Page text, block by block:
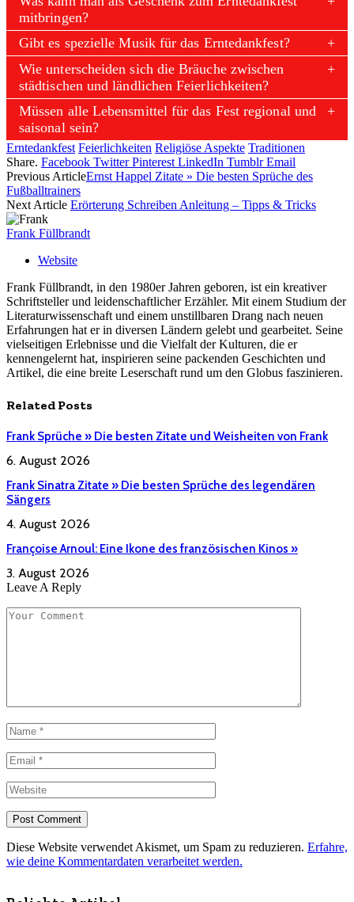
mitbringen?
Gibt es spezielle Musik für das Erntedankfest?
Wie unterscheiden sich die Bräuche zwischen
städtischen und ländlichen Feierlichkeiten?
Müssen alle Lebensmittel für das Fest regional und
saisonal sein?
Erntedankfest Feierlichkeiten Religiöse Aspekte Traditionen
Share. Facebook Twitter Pinterest LinkedIn Tumblr Email
Previous ArticleErnst Happel Zitate » Die besten Sprüche des
Fußballtrainers
Next Article Erörterung Schreiben Anleitung – Tipps & Tricks
Frank Füllbrandt
Website
Frank Füllbrandt, in den 1980er Jahren geboren, ist ein kreativer
Schriftsteller und leidenschaftlicher Erzähler. Mit einem Studium der
Literaturwissenschaft und einem unstillbaren Drang nach neuen
Erfahrungen hat er in diversen Ländern gelebt und gearbeitet. Seine
vielseitigen Erlebnisse und die Vielfalt der Kulturen, die er
kennengelernt hat, inspirieren seine packenden Geschichten und
Artikel, die eine breite Leserschaft rund um den Globus faszinieren.
Related Posts
Frank Sprüche » Die besten Zitate und Weisheiten von Frank
6. August 2026
Frank Sinatra Zitate » Die besten Sprüche des legendären
Sängers
4. August 2026
Françoise Arnoul: Eine Ikone des französischen Kinos »
3. August 2026
Leave A Reply
Diese Website verwendet Akismet, um Spam zu reduzieren. Erfahre,
wie deine Kommentardaten verarbeitet werden.